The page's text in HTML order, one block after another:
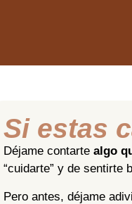
Si estas
Déjame contarte algo
“cuidarte” y de sentirte
Pero antes, déjame